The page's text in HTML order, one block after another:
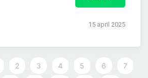
15 april 2025
2 3 4 5 6 7